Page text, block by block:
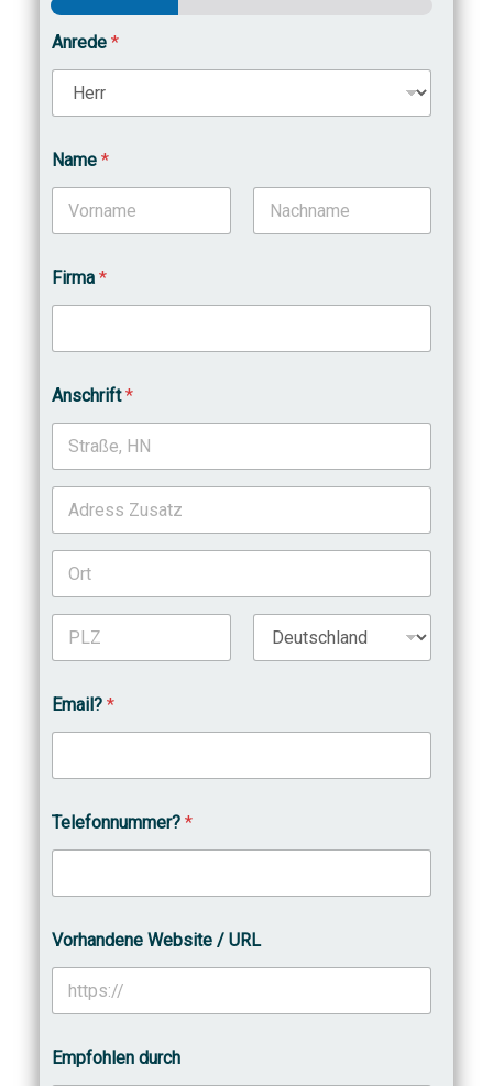
Anrede *
Name *
Firma *
Anschrift*
Email? *
Telefonnummer? *
Vorhandene Website / URL
Empfohlen durch